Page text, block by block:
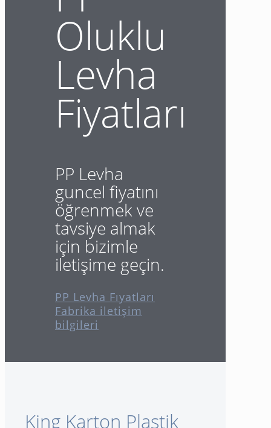
Oluklu
Levha
Fiyatları
PP Levha
guncel fiyatını
öğrenmek ve
tavsiye almak
için bizimle
iletişime geçin.
PP Levha Fıyatları
Fabrika iletişim
bilgileri
King Karton Plastik